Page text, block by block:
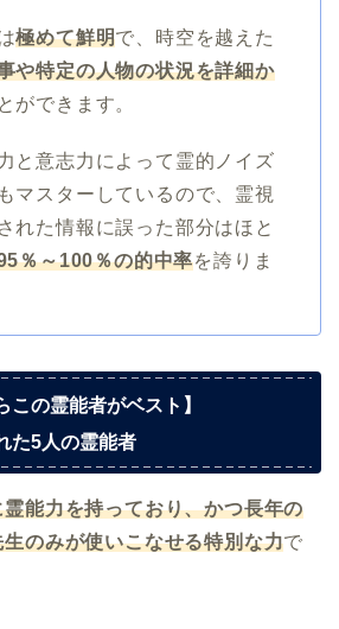
極めて鮮明で、時空を越えた
や特定の人物の状況を詳細か
ができます。
と意志力によって霊的ノイズ
マスターしているので、霊視
れた情報に誤った部分はほと
％～100％の的中率を誇りま
この霊能者がベスト】
た5人の霊能者
霊能力を持っており、かつ長年の
のみが使いこなせる特別な力で